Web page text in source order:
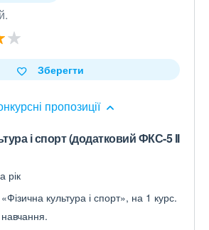
пропозиції
Зберегти
і спорт (додатковий ФКС-5 ІІ
рік
культура і спорт», на 1 курс.